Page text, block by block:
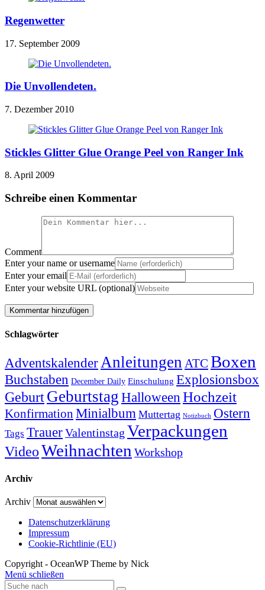
Regenwetter
17. September 2009
Die Unvollendeten.
7. Dezember 2010
Stickles Glitter Glue Orange Peel von Ranger Ink
8. April 2009
Schreibe einen Kommentar
Comment
Enter your name or username
Enter your email
Enter your website URL (optional)
Schlagwörter
AdventskalenderAnleitungen ATC Boxen
Buchstaben December Daily Einschulung Explosionsbox
GeburtGeburtstag Halloween Hochzeit
Konfirmation Minialbum Muttertag Notizbuch Ostern
Tags TrauerValentinstag Verpackungen
VideoWeihnachten Workshop
Archiv
Archiv
Datenschutzerklärung
Impressum
Cookie-Richtlinie (EU)
Copyright - OceanWP Theme by Nick
Menü schließen